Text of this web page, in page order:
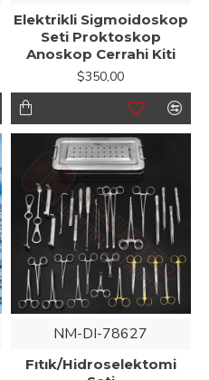
Elektrikli Sigmoidoskop
Seti Proktoskop
Anoskop Cerrahi Kiti
$350,00
NM-DI-78627
Fıtık/Hidroselektomi